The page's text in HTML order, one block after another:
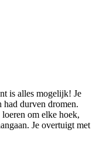
is alles mogelijk! Je
had durven dromen.
om elke hoek,
Je overtuigt met